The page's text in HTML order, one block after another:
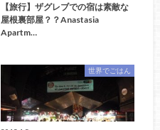
【旅行】ザグレブでの宿は素敵な
屋根裏部屋？？Anastasia
Apartm…
世界でごはん